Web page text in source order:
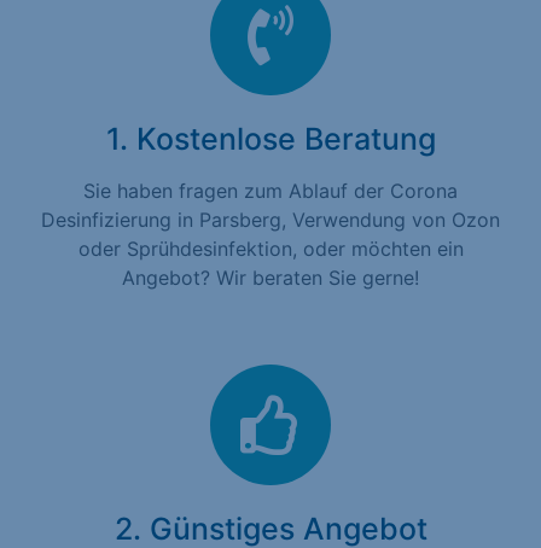
1. Kostenlose Beratung
Sie haben fragen zum Ablauf der Corona
Desinfizierung in Parsberg, Verwendung von Ozon
oder Sprühdesinfektion, oder möchten ein
Angebot? Wir beraten Sie gerne!
2. Günstiges Angebot